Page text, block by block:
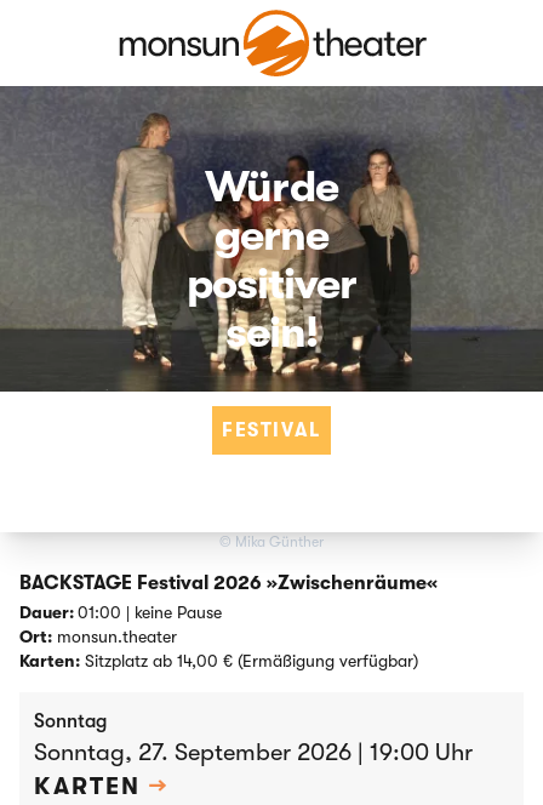
Würde
gerne
positiver
sein!
FESTIVAL
© Mika Günther
BACKSTAGE Festival 2026 »Zwischenräume«
Dauer:01:00 | keine Pause
Ort: monsun.theater
Karten: Sitzplatz ab 14,00 € (Ermäßigung verfügbar)
Sonntag
Sonntag, 27. September 2026 | 19:00 Uhr
KARTEN →